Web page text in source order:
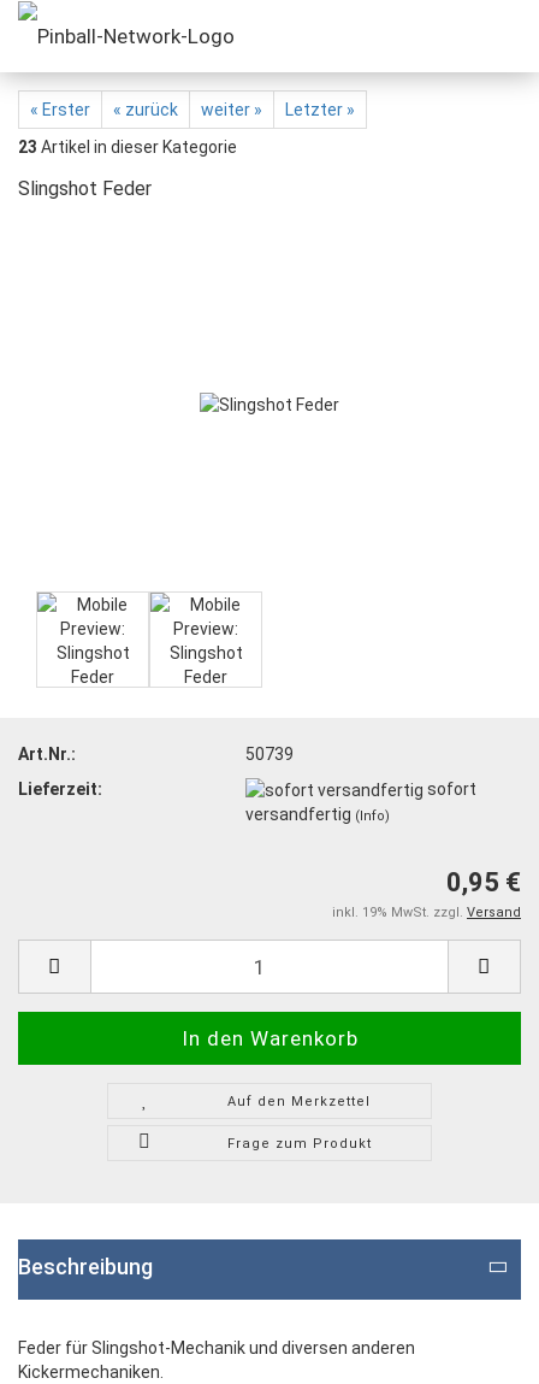
« Erster « zurück weiter »
Letzter »
23 Artikel in dieser Kategorie
Slingshot Feder
Art.Nr.:
50739
Lieferzeit:
sofort
versandfertig (Info)
0,95 €
inkl. 19% MwSt. zzgl. Versand
Auf den Merkzettel
Frage zum Produkt
Beschreibung
Feder für Slingshot-Mechanik und diversen anderen
Kickermechaniken.